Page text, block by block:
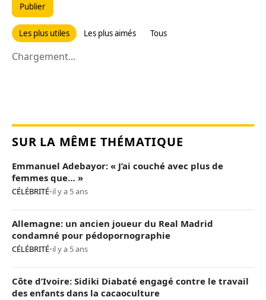
Publier
Les plus utiles Les plus aimés Tous
Chargement...
SUR LA MÊME THÉMATIQUE
Emmanuel Adebayor: « J’ai couché avec plus de
femmes que… »
CÉLÉBRITÉ•il y a 5 ans
Allemagne: un ancien joueur du Real Madrid
condamné pour pédopornographie
CÉLÉBRITÉ•il y a 5 ans
Côte d’Ivoire: Sidiki Diabaté engagé contre le travail
des enfants dans la cacaoculture